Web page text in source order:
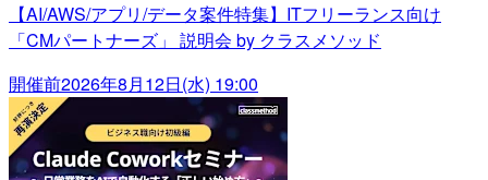
【AI/AWS/アプリ/データ案件特集】ITフリーランス向け
「CMパートナーズ」 説明会 by クラスメソッド
開催前2026年8月12日(水) 19:00